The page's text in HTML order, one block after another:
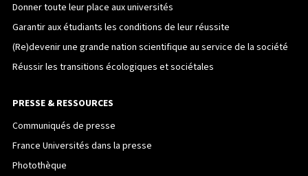
Donner toute leur place aux universités
Garantir aux étudiants les conditions de leur réussite
(Re)devenir une grande nation scientifique au service de la société
Réussir les transitions écologiques et sociétales
PRESSE & RESSOURCES
Communiqués de presse
France Universités dans la presse
Photothèque